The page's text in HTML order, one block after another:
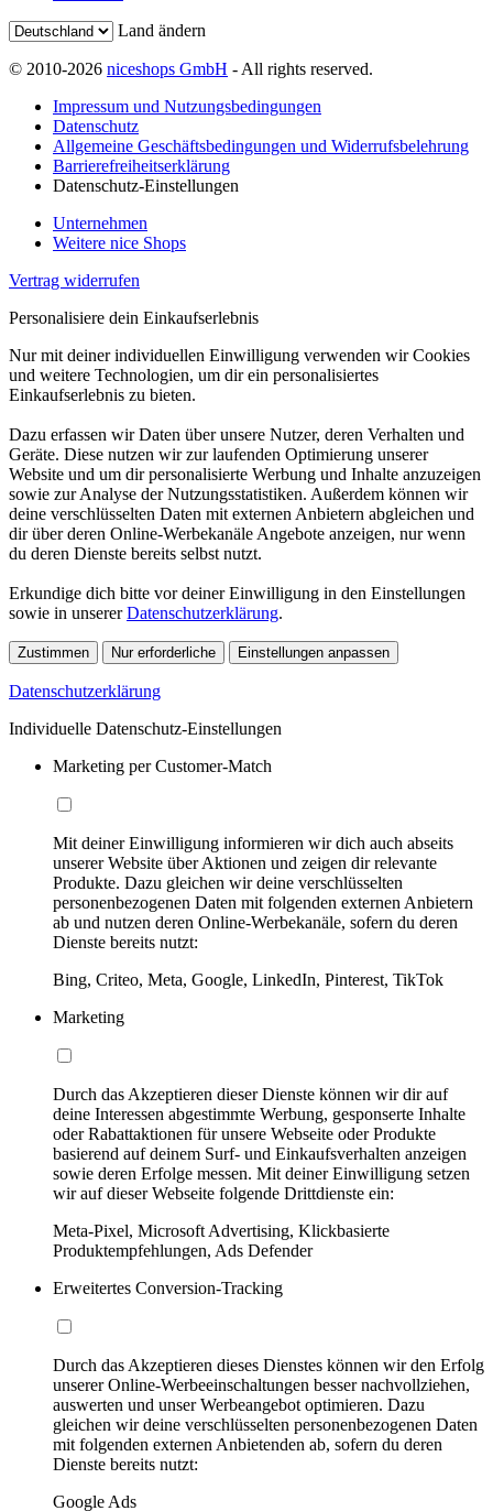
Land ändern
© 2010-2026 niceshops GmbH - All rights reserved.
Impressum und Nutzungsbedingungen
Datenschutz
Allgemeine Geschäftsbedingungen und Widerrufsbelehrung
Barrierefreiheitserklärung
Datenschutz-Einstellungen
Unternehmen
Weitere nice Shops
Vertrag widerrufen
Personalisiere dein Einkaufserlebnis
Nur mit deiner individuellen Einwilligung verwenden wir Cookies
und weitere Technologien, um dir ein personalisiertes
Einkaufserlebnis zu bieten.
Dazu erfassen wir Daten über unsere Nutzer, deren Verhalten und
Geräte. Diese nutzen wir zur laufenden Optimierung unserer
Website und um dir personalisierte Werbung und Inhalte anzuzeigen
sowie zur Analyse der Nutzungsstatistiken. Außerdem können wir
deine verschlüsselten Daten mit externen Anbietern abgleichen und
dir über deren Online-Werbekanäle Angebote anzeigen, nur wenn
du deren Dienste bereits selbst nutzt.
Erkundige dich bitte vor deiner Einwilligung in den Einstellungen
sowie in unsererDatenschutzerklärung.
Zustimmen Nur erforderliche Einstellungen anpassen
Datenschutzerklärung
Individuelle Datenschutz-Einstellungen
Marketing per Customer-Match
Mit deiner Einwilligung informieren wir dich auch abseits
unserer Website über Aktionen und zeigen dir relevante
Produkte. Dazu gleichen wir deine verschlüsselten
personenbezogenen Daten mit folgenden externen Anbietern
ab und nutzen deren Online-Werbekanäle, sofern du deren
Dienste bereits nutzt:
Bing, Criteo, Meta, Google, LinkedIn, Pinterest, TikTok
Marketing
Durch das Akzeptieren dieser Dienste können wir dir auf
deine Interessen abgestimmte Werbung, gesponserte Inhalte
oder Rabattaktionen für unsere Webseite oder Produkte
basierend auf deinem Surf- und Einkaufsverhalten anzeigen
sowie deren Erfolge messen. Mit deiner Einwilligung setzen
wir auf dieser Webseite folgende Drittdienste ein:
Meta-Pixel, Microsoft Advertising, Klickbasierte
Produktempfehlungen, Ads Defender
Erweitertes Conversion-Tracking
Durch das Akzeptieren dieses Dienstes können wir den Erfolg
unserer Online-Werbeeinschaltungen besser nachvollziehen,
auswerten und unser Werbeangebot optimieren. Dazu
gleichen wir deine verschlüsselten personenbezogenen Daten
mit folgenden externen Anbietenden ab, sofern du deren
Dienste bereits nutzt:
Google Ads